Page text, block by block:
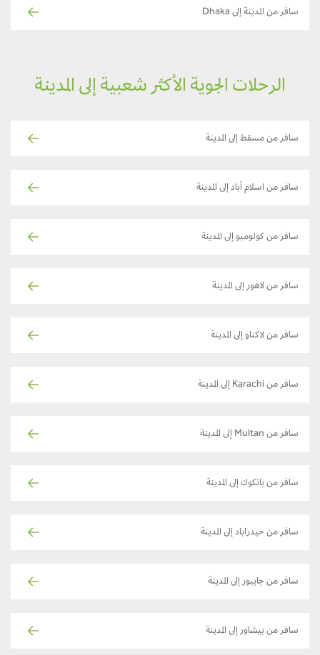
سافر من المدينة إلى Dhaka
الرحلات الجوية الأكثر شعبية إلى المدينة
سافر من مسقط إلى المدينة
سافر من اسلام آباد إلى المدينة
سافر من كولومبو إلى المدينة
سافر من لاهور إلى المدينة
سافر من لاكناو إلى المدينة
سافر من Karachi إلى المدينة
سافر من Multan إلى المدينة
سافر من بانكوك إلى المدينة
سافر من حيدراباد إلى المدينة
سافر من جايبور إلى المدينة
سافر من بيشاور إلى المدينة